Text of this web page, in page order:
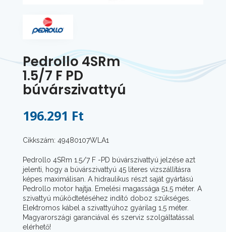
Pedrollo 4SRm
1.5/7 F PD
búvárszivattyú
196.291 Ft
Cikkszám: 49480107WLA1
Pedrollo 4SRm 1.5/7 F -PD búvárszivattyú jelzése azt
jelenti, hogy a búvárszivattyú 45 literes vizszállításra
képes maximálisan. A hidraulikus részt saját gyártású
Pedrollo motor hajtja. Emelési magassága 51,5 méter. A
szivattyú működtetéséhez indító doboz szükséges.
Elektromos kábel a szivattyúhoz gyárilag 1,5 méter.
Magyarországi garanciával és szerviz szolgáltatással
elérhető!